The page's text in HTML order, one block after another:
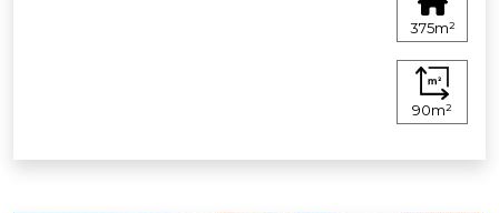
375m²
90m²